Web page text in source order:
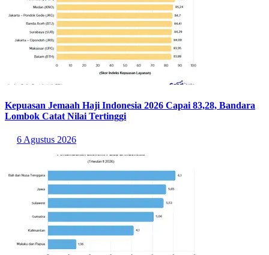
Kepuasan Jemaah Haji Indonesia 2026 Capai 83,28, Bandara
Lombok Catat Nilai Tertinggi
6 Agustus 2026